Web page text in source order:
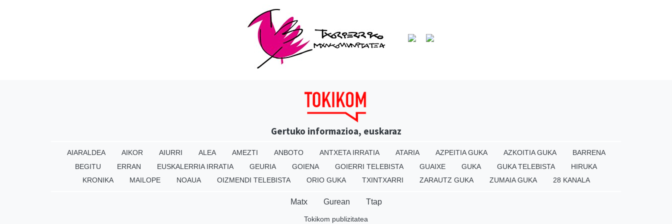
Gertuko informazioa, euskaraz
AIARALDEA AIKOR AIURRI ALEA AMEZTI ANBOTO ANTXETA IRRATIA ATARIA AZPEITIA GUKA AZKOITIA GUKA
BARRENA
BEGITU
ERRAN EUSKALERRIA IRRATIA GEURIA GOIENA GOIERRI TELEBISTA GUAIXE GUKA GUKA TELEBISTA
HIRUKA
KRONIKA
MAILOPE NOAUA OIZMENDI TELEBISTA ORIO GUKA TXINTXARRI ZARAUTZ GUKA ZUMAIA GUKA 28 KANALA
Matx Gurean Ttap
Tokikom publizitatea